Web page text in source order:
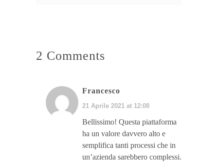
2 Comments
Francesco
21 Aprile 2021 at 12:08
Bellissimo! Questa piattaforma
ha un valore davvero alto e
semplifica tanti processi che in
un’azienda sarebbero complessi.